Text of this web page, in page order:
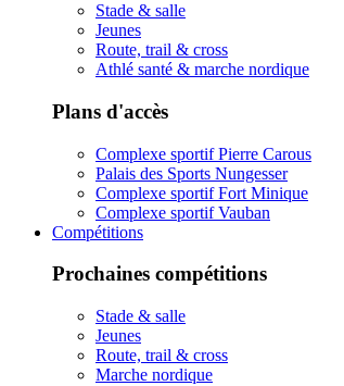
Stade & salle
Jeunes
Route, trail & cross
Athlé santé & marche nordique
Plans d'accès
Complexe sportif Pierre Carous
Palais des Sports Nungesser
Complexe sportif Fort Minique
Complexe sportif Vauban
Compétitions
Prochaines compétitions
Stade & salle
Jeunes
Route, trail & cross
Marche nordique